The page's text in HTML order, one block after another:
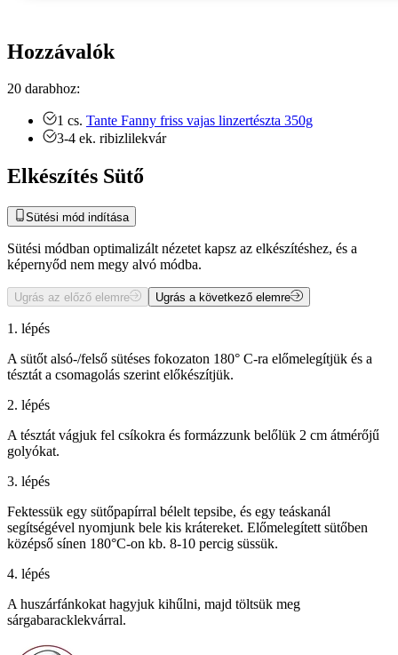
Hozzávalók
20 darabhoz:
1 cs. Tante Fanny friss vajas linzertészta 350g
3-4 ek. ribizlilekvár
Elkészítés Sütő
Sütési mód indítása
Sütési módban optimalizált nézetet kapsz az elkészítéshez, és a
képernyőd nem megy alvó módba.
Ugrás az előző elemre Ugrás a következő elemre
1. lépés
A sütőt alsó-/felső sütéses fokozaton 180° C-ra előmelegítjük és a
tésztát a csomagolás szerint előkészítjük.
2. lépés
A tésztát vágjuk fel csíkokra és formázzunk belőlük 2 cm átmérőjű
golyókat.
3. lépés
Fektessük egy sütőpapírral bélelt tepsibe, és egy teáskanál
segítségével nyomjunk bele kis krátereket. Előmelegített sütőben
középső sínen 180°C-on kb. 8-10 percig süssük.
4. lépés
A huszárfánkokat hagyjuk kihűlni, majd töltsük meg
sárgabaracklekvárral.